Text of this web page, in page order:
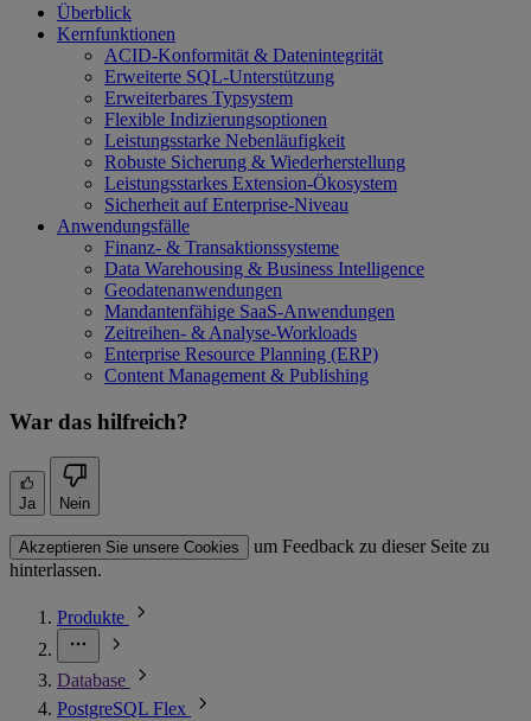
Überblick
Kernfunktionen
ACID-Konformität & Datenintegrität
Erweiterte SQL-Unterstützung
Erweiterbares Typsystem
Flexible Indizierungsoptionen
Leistungsstarke Nebenläufigkeit
Robuste Sicherung & Wiederherstellung
Leistungsstarkes Extension-Ökosystem
Sicherheit auf Enterprise-Niveau
Anwendungsfälle
Finanz- & Transaktionssysteme
Data Warehousing & Business Intelligence
Geodatenanwendungen
Mandantenfähige SaaS-Anwendungen
Zeitreihen- & Analyse-Workloads
Enterprise Resource Planning (ERP)
Content Management & Publishing
War das hilfreich?
Ja Nein
Akzeptieren Sie unsere Cookies
um Feedback zu dieser Seite zu
hinterlassen.
Produkte
Database
PostgreSQL Flex